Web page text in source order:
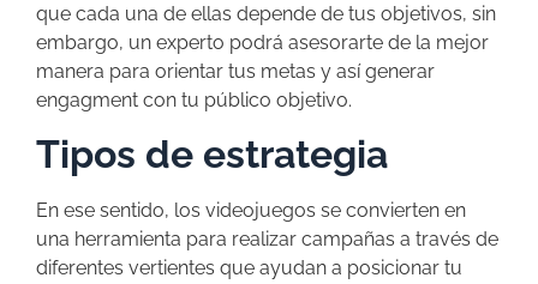
que cada una de ellas depende de tus objetivos, sin
embargo, un experto podrá asesorarte de la mejor
manera para orientar tus metas y así generar
engagment con tu público objetivo.
Tipos de estrategia
En ese sentido, los videojuegos se convierten en
una herramienta para realizar campañas a través de
diferentes vertientes que ayudan a posicionar tu